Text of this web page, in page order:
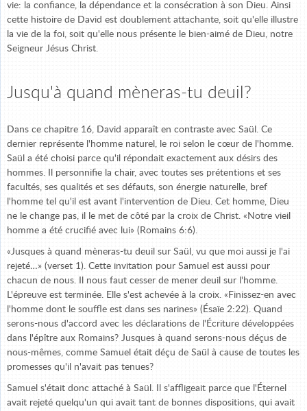
vie: la confiance, la dépendance et la consécration à son Dieu. Ainsi
cette histoire de David est doublement attachante, soit qu'elle illustre
la vie de la foi, soit qu'elle nous présente le bien-aimé de Dieu, notre
Seigneur Jésus Christ.
Jusqu'à quand mèneras-tu deuil?
Dans ce chapitre 16, David apparaît en contraste avec Saül. Ce
dernier représente l'homme naturel, le roi selon le cœur de l'homme.
Saül a été choisi parce qu'il répondait exactement aux désirs des
hommes. Il personnifie la chair, avec toutes ses prétentions et ses
facultés, ses qualités et ses défauts, son énergie naturelle, bref
l'homme tel qu'il est avant l'intervention de Dieu. Cet homme, Dieu
ne le change pas, il le met de côté par la croix de Christ. «Notre vieil
homme a été crucifié avec lui» (Romains 6:6).
«Jusques à quand mèneras-tu deuil sur Saül, vu que moi aussi je l'ai
rejeté…» (verset 1). Cette invitation pour Samuel est aussi pour
chacun de nous. Il nous faut cesser de mener deuil sur l'homme.
L'épreuve est terminée. Elle s'est achevée à la croix. «Finissez-en avec
l'homme dont le souffle est dans ses narines» (Ésaïe 2:22). Quand
serons-nous d'accord avec les déclarations de l'Écriture développées
dans l'épître aux Romains? Jusques à quand serons-nous déçus de
nous-mêmes, comme Samuel était déçu de Saül à cause de toutes les
promesses qu'il n'avait pas tenues?
Samuel s'était donc attaché à Saül. Il s'affligeait parce que l'Éternel
avait rejeté quelqu'un qui avait tant de bonnes dispositions, qui avait